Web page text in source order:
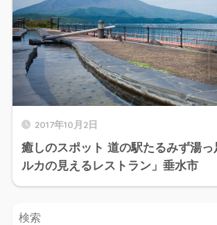
2017年10月2日
癒しのスポット 道の駅たるみず湯っ
ルカの見えるレストラン」垂水市